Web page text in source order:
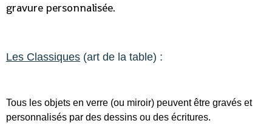
gravure personnalisée.
Les Classiques (art de la table) :
Tous les objets en verre (ou miroir) peuvent être gravés et
personnalisés par des dessins ou des écritures.